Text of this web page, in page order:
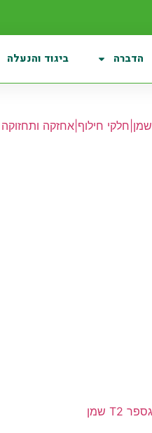
הדברה ביגוד והנעלה
שמן|חלקי חילוף|אחזקה ותחזוקה